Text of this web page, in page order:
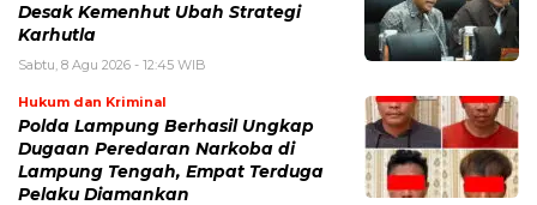
Desak Kemenhut Ubah Strategi
Karhutla
Sabtu, 8 Agu 2026 - 12:45 WIB
Hukum dan Kriminal
Polda Lampung Berhasil Ungkap
Dugaan Peredaran Narkoba di
Lampung Tengah, Empat Terduga
Pelaku Diamankan